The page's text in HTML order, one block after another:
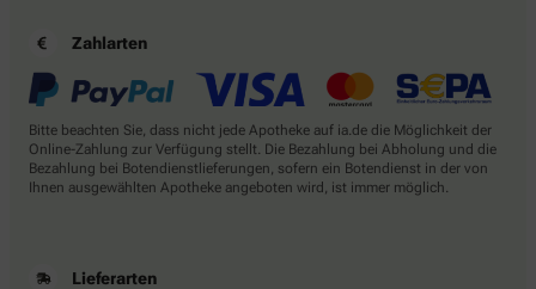
Zahlarten
Bitte beachten Sie, dass nicht jede Apotheke auf ia.de die Möglichkeit der
Online-Zahlung zur Verfügung stellt. Die Bezahlung bei Abholung und die
Bezahlung bei Botendienstlieferungen, sofern ein Botendienst in der von
Ihnen ausgewählten Apotheke angeboten wird, ist immer möglich.
Lieferarten